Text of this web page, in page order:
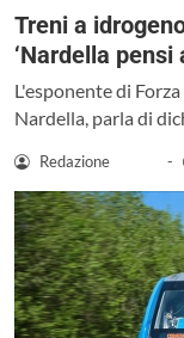
Treni a
‘Nardella
L'esponente di
Nardella, parla di
Redazione -